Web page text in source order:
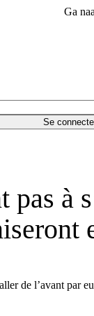
Ga
Se
à
de l’avant par